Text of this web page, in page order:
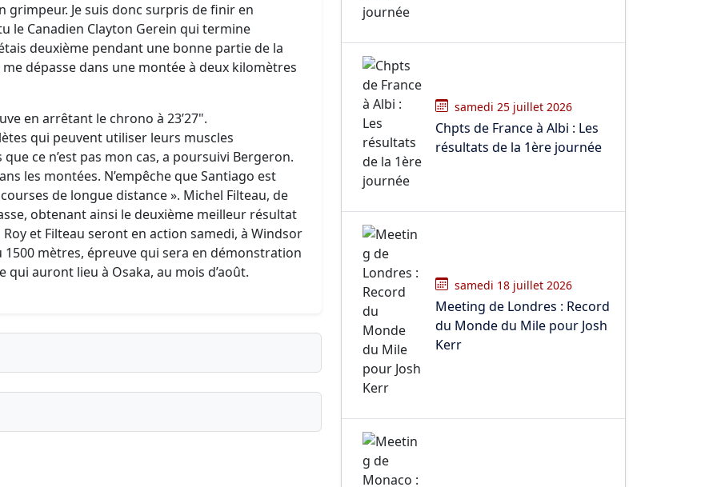
grimpeur. Je suis donc surpris de finir en
le Canadien Clayton Gerein qui termine
deuxième pendant une bonne partie de la
dépasse dans une montée à deux kilomètres
en arrêtant le chrono à 23’27".
qui peuvent utiliser leurs muscles
ce n’est pas mon cas, a poursuivi Bergeron.
les montées. N’empêche que Santiago est
de longue distance ». Michel Filteau, de
obtenant ainsi le deuxième meilleur résultat
et Filteau seront en action samedi, à Windsor
mètres, épreuve qui sera en démonstration
auront lieu à Osaka, au mois d’août.
samedi 25 juillet 2026
Chpts de France à Albi : Les
résultats de la 1ère journée
samedi 18 juillet 2026
Meeting de Londres : Record
du Monde du Mile pour Josh
Kerr